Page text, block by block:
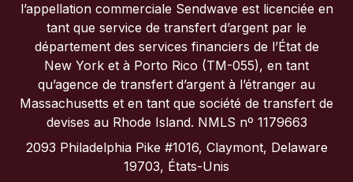
Italie
Portugal
Royaume-Uni
l’appellation commerciale Sendwave est licenciée en
tant que service de transfert d’argent par le
département des services financiers de l’État de
New York et à Porto Rico (TM-055), en tant
qu’agence de transfert d’argent à l’étranger au
Massachusetts et en tant que société de transfert de
devises au Rhode Island. NMLS nº 1179663
2093 Philadelphia Pike #1016, Claymont, Delaware
19703, États-Unis